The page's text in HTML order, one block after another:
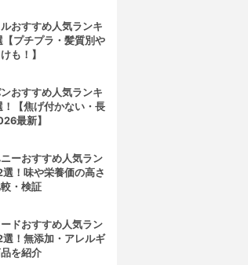
ー
DHC(ディーエイチシー)
コレステロール対策
おすすめ人気ランキ
【プチプラ・髪質別や
も！】
おすすめ人気ランキ
！【焦げ付かない・長
最新】
ーおすすめ人気ラン
！味や栄養価の高さ
・検証
ードおすすめ人気ラン
選！無添加・アレルギ
を紹介